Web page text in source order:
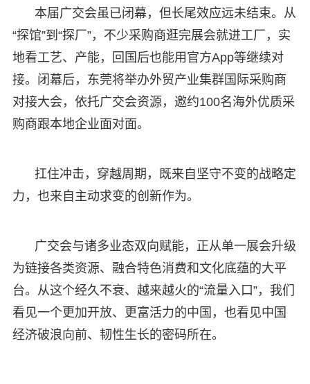
本届广交会虽已闭幕，但长尾效应远未结束。从
“探馆”到“探厂”，不少采购商逛完展会就进工厂，实
地看工艺、产能，回国后也能用官方App等继续对
接。闭幕后，东莞将举办外贸产业集群国际采购商
对接大会，依托广交会资源，邀约100名海外优质采
购商跟本地企业面对面。
扛住冲击，穿越周期，既来自坚守不变的战略定
力，也来自主动求变的创新作为。
广交会与诸多业态双向赋能，正从单一展会升级
为链接各类资源、融合特色消费和文化底蕴的大平
台。从这个经久不衰、越来越火的“流量入口”，我们
看见一个更加开放、更富活力的中国，也看见中国
经济破浪向前、韧性生长的密码所在。